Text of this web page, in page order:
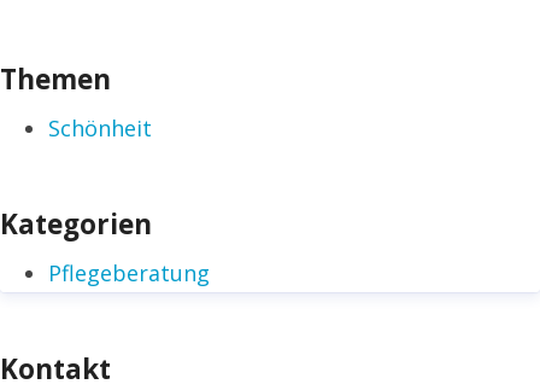
Themen
Schönheit
Kategorien
Pflegeberatung
Kontakt